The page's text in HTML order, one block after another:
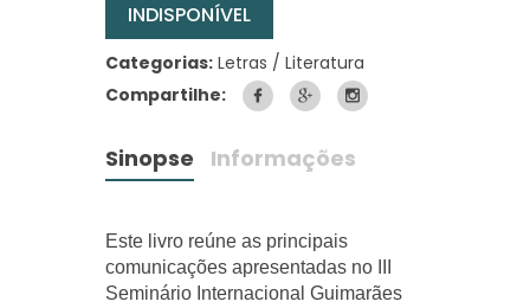
INDISPONÍVEL
Categorias: Letras / Literatura
Compartilhe:
Sinopse Informações
Este livro reúne as principais
comunicações apresentadas no III
Seminário Internacional Guimarães